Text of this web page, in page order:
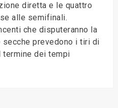
diretta e le quattro
alle semifinali.
che disputeranno la
prevedono i tiri di
termine dei tempi